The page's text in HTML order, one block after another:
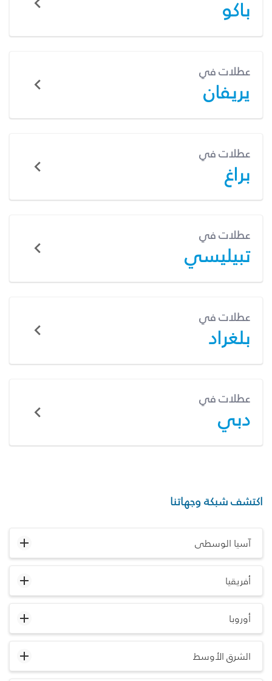
باكو
عطلات في
يريفان
عطلات في
براغ
عطلات في
تبيليسي
عطلات في
بلغراد
عطلات في
دبي
اكتشف شبكة وجهاتنا
آسيا الوسطى
أفريقيا
أوروبا
الشرق الأوسط